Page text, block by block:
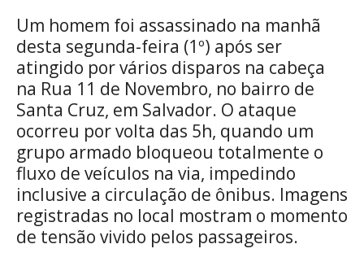
Um homem foi assassinado na manhã
desta segunda-feira (1º) após ser
atingido por vários disparos na cabeça
na Rua 11 de Novembro, no bairro de
Santa Cruz, em Salvador. O ataque
ocorreu por volta das 5h, quando um
grupo armado bloqueou totalmente o
fluxo de veículos na via, impedindo
inclusive a circulação de ônibus. Imagens
registradas no local mostram o momento
de tensão vivido pelos passageiros.